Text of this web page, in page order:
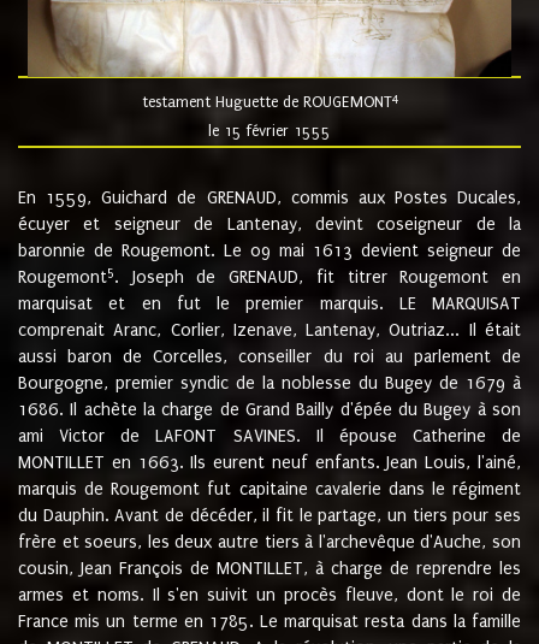
testament Huguette de ROUGEMONT4
le 15 février 1555
En 1559, Guichard de GRENAUD, commis aux Postes Ducales,
écuyer et seigneur de Lantenay, devint coseigneur de la
baronnie de Rougemont. Le 09 mai 1613 devient seigneur de
Rougemont5. Joseph de GRENAUD, fit titrer Rougemont en
marquisat et en fut le premier marquis. LE MARQUISAT
comprenait Aranc, Corlier, Izenave, Lantenay, Outriaz... Il était
aussi baron de Corcelles, conseiller du roi au parlement de
Bourgogne, premier syndic de la noblesse du Bugey de 1679 à
1686. Il achète la charge de Grand Bailly d'épée du Bugey à son
ami Victor de LAFONT SAVINES. Il épouse Catherine de
MONTILLET en 1663. Ils eurent neuf enfants. Jean Louis, l'ainé,
marquis de Rougemont fut capitaine cavalerie dans le régiment
du Dauphin. Avant de décéder, il fit le partage, un tiers pour ses
frère et soeurs, les deux autre tiers à l'archevêque d'Auche, son
cousin, Jean François de MONTILLET, à charge de reprendre les
armes et noms. Il s'en suivit un procès fleuve, dont le roi de
France mis un terme en 1785. Le marquisat resta dans la famille